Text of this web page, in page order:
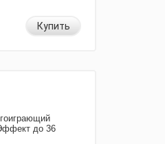
Купить
до 36